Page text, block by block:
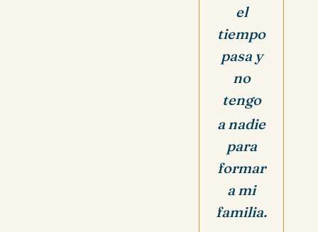
el
tiempo
pasa y
no
tengo
a nadie
para
formar
a mi
familia.